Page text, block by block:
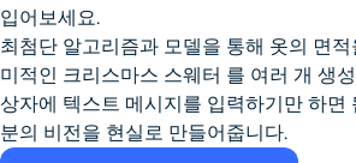
입어보세요.
최첨단 알고리즘과 모델을 통해 옷의 면
미적인 크리스마스 스웨터 를 여러 개 생
상자에 텍스트 메시지를 입력하기만 하면
분의 비전을 현실로 만들어줍니다.